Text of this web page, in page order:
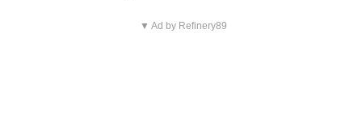
▼ Ad by Refinery89